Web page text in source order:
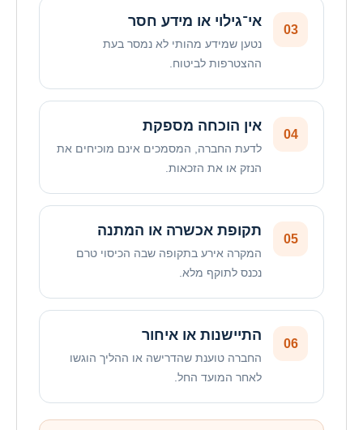
03 אי־גילוי או מידע חסר
נטען שמידע מהותי לא נמסר בעת
ההצטרפות לביטוח.
04 אין הוכחה מספקת
לדעת החברה, המסמכים אינם מוכיחים את
הנזק או את הזכאות.
05 תקופת אכשרה או המתנה
המקרה אירע בתקופה שבה הכיסוי טרם
נכנס לתוקף מלא.
06 התיישנות או איחור
החברה טוענת שהדרישה או ההליך הוגשו
לאחר המועד החל.